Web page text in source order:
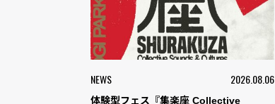
NEWS 2026.08.06
体験型フェス『集楽座 Collective